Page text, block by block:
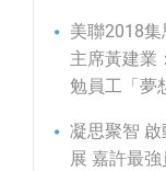
美聯2018
主席黃建業
勉員工「夢
凝思聚智 啟
展 嘉許最強